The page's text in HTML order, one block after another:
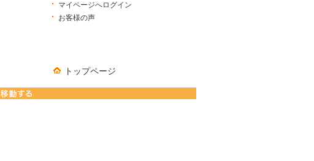
マイページへログイン
お客様の声
トップページ